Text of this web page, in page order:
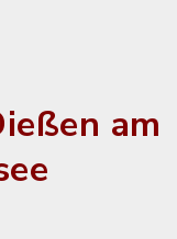
am